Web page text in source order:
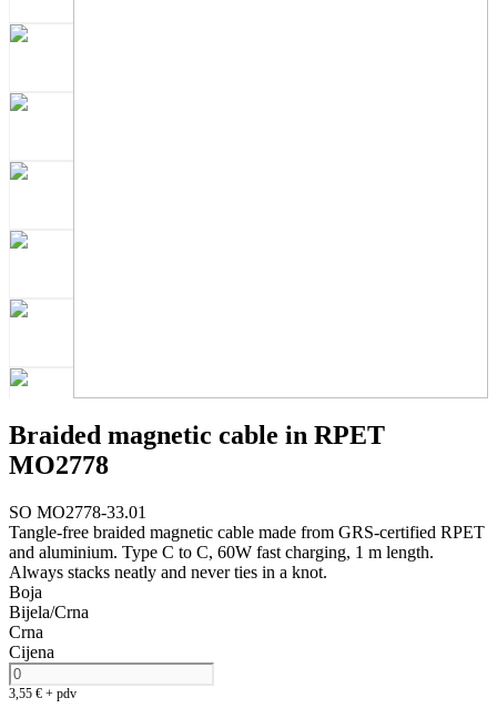
Braided magnetic cable in RPET
MO2778
SO MO2778-33.01
Tangle-free braided magnetic cable made from GRS-certified RPET
and aluminium. Type C to C, 60W fast charging, 1 m length.
Always stacks neatly and never ties in a knot.
Boja
Bijela/Crna
Crna
Cijena
3,55 € + pdv